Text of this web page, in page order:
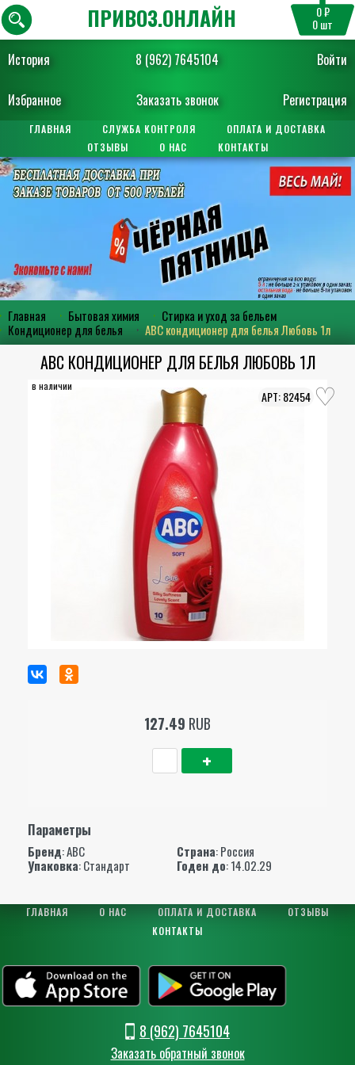
История 8 (962) 7645104 Войти
Избранное Заказать звонок Регистрация
ПРИВОЗ.ОНЛАЙН 0 ₽
0шт
ГЛАВНАЯ СЛУЖБА КОНТРОЛЯ
ОПЛАТА И ДОСТАВКА
ОТЗЫВЫ
О НАС КОНТАКТЫ
Главная Бытовая химия
Стирка и уход за бельем
Кондиционер для белья
АВС кондиционер для белья Любовь 1л
АВС КОНДИЦИОНЕР ДЛЯ БЕЛЬЯ ЛЮБОВЬ 1Л
в наличии
82454
127.49 RUB
Параметры
Бренд:АВС Страна: Россия
Упаковка: Стандарт Годен до: 14.02.29
ГЛАВНАЯ О НАС ОПЛАТА И ДОСТАВКА
ОТЗЫВЫ
КОНТАКТЫ
8 (962) 7645104
Заказать обратный звонок